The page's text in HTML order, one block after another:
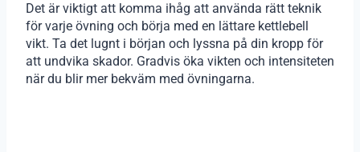
Det är viktigt att komma ihåg att använda rätt teknik
för varje övning och börja med en lättare kettlebell
vikt. Ta det lugnt i början och lyssna på din kropp för
att undvika skador. Gradvis öka vikten och intensiteten
när du blir mer bekväm med övningarna.